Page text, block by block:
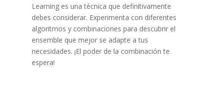
Learning es una técnica que definitivamente
debes considerar. Experimenta con diferentes
algoritmos y combinaciones para descubrir el
ensemble que mejor se adapte a tus
necesidades. ¡El poder de la combinación te
espera!